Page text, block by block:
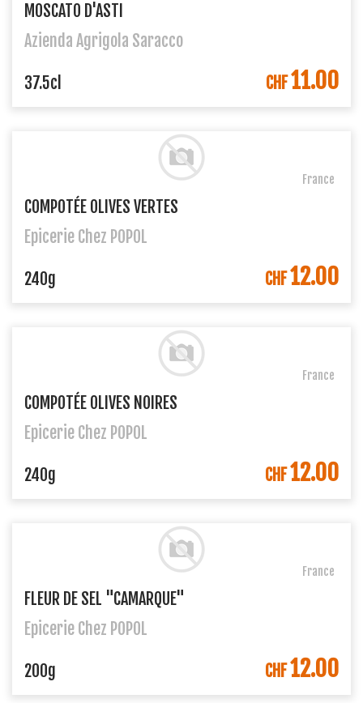
MOSCATO D'ASTI
Azienda Agrigola Saracco
DANS LE PANIER
37.5cl CHF11.00
France
COMPOTÉE OLIVES VERTES
Epicerie Chez POPOL
DANS LE PANIER
240g CHF12.00
France
COMPOTÉE OLIVES NOIRES
Epicerie Chez POPOL
DANS LE PANIER
240g CHF12.00
France
FLEUR DE SEL "CAMARQUE"
Epicerie Chez POPOL
DANS LE PANIER
200g CHF12.00